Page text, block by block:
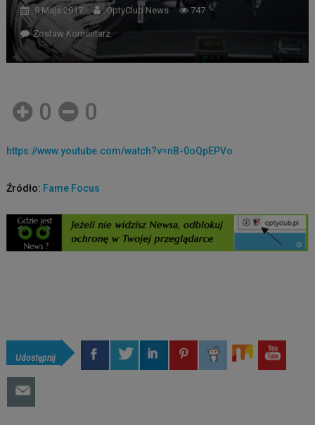
9 Maja 2017 OptyClub News 747
Zostaw Komentarz
0 0
https://www.youtube.com/watch?v=nB-0oQpEPVo
Źródło: Fame Focus
Udostępnij